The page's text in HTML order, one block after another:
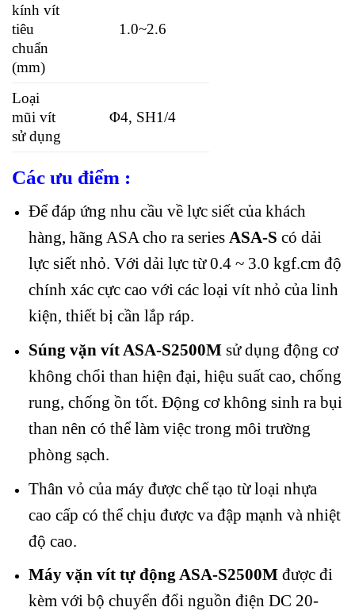
kính vít
tiêu
chuẩn
(mm)
1.0~2.6
Loại
mũi vít
sử dụng
Φ4, SH1/4
Các ưu điểm :
Để đáp ứng nhu cầu về lực siết của khách
hàng, hãng ASA cho ra series ASA-S có dải
lực siết nhỏ. Với dải lực từ 0.4 ~ 3.0 kgf.cm độ
chính xác cực cao với các loại vít nhỏ của linh
kiện, thiết bị cần lắp ráp.
Súng vặn vít ASA-S2500Msử dụng động cơ
không chổi than hiện đại, hiệu suất cao, chống
rung, chống ồn tốt. Động cơ không sinh ra bụi
than nên có thể làm việc trong môi trường
phòng sạch.
Thân vỏ của máy được chế tạo từ loại nhựa
cao cấp có thể chịu được va đập mạnh và nhiệt
độ cao.
Máy vặn vít tự động ASA-S2500Mđược đi
kèm với bộ chuyển đổi nguồn điện DC 20-